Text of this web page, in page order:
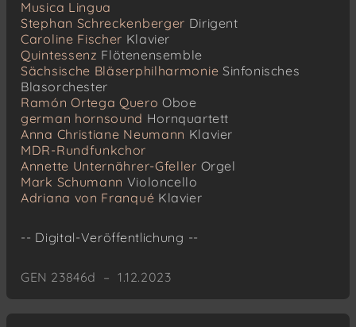
Musica Lingua
Stephan Schreckenberger Dirigent
Caroline Fischer Klavier
Quintessenz Flötenensemble
Sächsische Bläserphilharmonie Sinfonisches
Blasorchester
Ramón Ortega Quero Oboe
german hornsound Hornquartett
Anna Christiane Neumann Klavier
MDR-Rundfunkchor
Annette Unternährer-Gfeller Orgel
Mark Schumann Violoncello
Adriana von Franqué Klavier
-- Digital-Veröffentlichung --
GEN 23846d – 1.12.2023